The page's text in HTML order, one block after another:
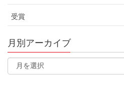
受賞
月別アーカイブ